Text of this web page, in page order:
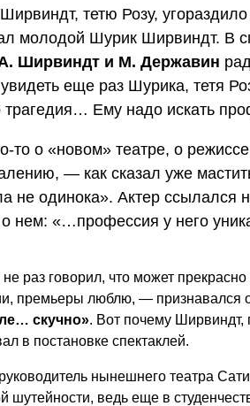
тетю Розу, угораздило
молодой Шурик Ширвиндт. В
Ширвиндт и М. Державин
еще раз Шурика, тетя
Ему надо искать
то о «новом» театре, о
— как сказал уже
не одинока». Актер ссылался
о нем: «…профессия у него
раз говорил, что может прекрасно
премьеры люблю, — признавался
скучно». Вот почему Ширвиндт,
в постановке спектаклей.
нынешнего театра
шутейности, ведь еще в